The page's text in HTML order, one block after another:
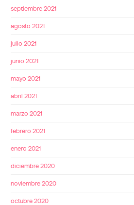
septiembre 2021
agosto 2021
julio 2021
junio 2021
mayo 2021
abril 2021
marzo 2021
febrero 2021
enero 2021
diciembre 2020
noviembre 2020
octubre 2020